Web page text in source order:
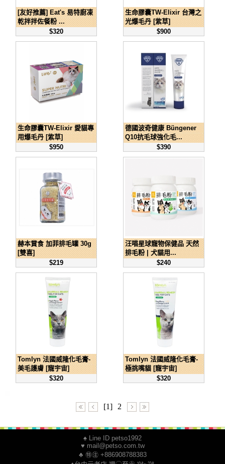
[友好推薦] Eat's 易特廚凍
乾拌拌佐餐粉 ...
$320
生命膠囊TW-Elixir 台灣之
光爆毛丹 [紫草]
$900
生命膠囊TW-Elixir 愛貓專
用爆毛丹 [紫草]
$950
德國波奇健康 Büngener
Q10抗毛球強化毛...
$390
赫本賞食 加菲排毛罐 30g
[雙喜]
$219
汪喵星球寵物保健品 天然
排毛粉 | 犬貓用...
$240
Tomlyn 法國威隆化毛膏-
美毛護膚 [寵宇宙]
$320
Tomlyn 法國威隆化毛膏-
極挑嘴貓 [寵宇宙]
$320
[1] 2
♠ Line ID petso1992
♥ mail@petso.com.tw
♣ ㊕㊟ +886908788383